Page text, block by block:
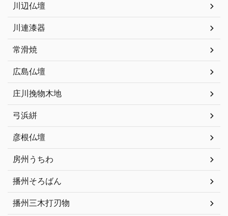
川辺仏壇
川連漆器
常滑焼
広島仏壇
庄川挽物木地
弓浜絣
彦根仏壇
房州うちわ
播州そろばん
播州三木打刃物